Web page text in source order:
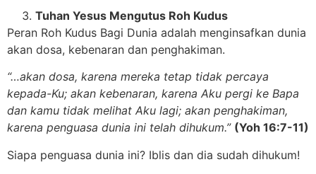
Tuhan Yesus Mengutus Roh Kudus
Peran Roh Kudus Bagi Dunia adalah menginsafkan dunia
akan dosa, kebenaran dan penghakiman.
“…akan dosa, karena mereka tetap tidak percaya
kepada-Ku; akan kebenaran, karena Aku pergi ke Bapa
dan kamu tidak melihat Aku lagi; akan penghakiman,
karena penguasa dunia ini telah dihukum.” (Yoh 16:7-11)
Siapa penguasa dunia ini? Iblis dan dia sudah dihukum!